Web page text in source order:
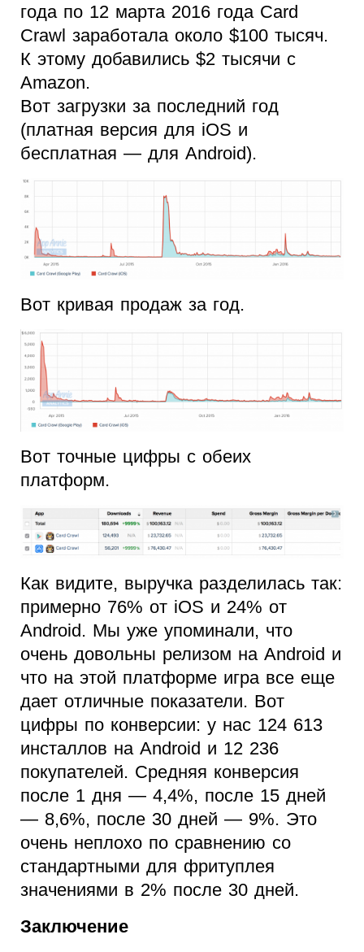
года по 12 марта 2016 года Card
Crawl заработала около $100 тысяч.
К этому добавились $2 тысячи с
Amazon.
Вот загрузки за последний год
(платная версия для iOS и
бесплатная — для Android).
Вот кривая продаж за год.
Вот точные цифры с обеих
платформ.
Как видите, выручка разделилась так:
примерно 76% от iOS и 24% от
Android. Мы уже упоминали, что
очень довольны релизом на Android и
что на этой платформе игра все еще
дает отличные показатели. Вот
цифры по конверсии: у нас 124 613
инсталлов на Android и 12 236
покупателей. Средняя конверсия
после 1 дня — 4,4%, после 15 дней
— 8,6%, после 30 дней — 9%. Это
очень неплохо по сравнению со
стандартными для фритуплея
значениями в 2% после 30 дней.
Заключение